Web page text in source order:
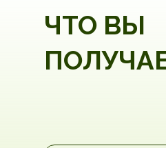
ЧТО ВЫ